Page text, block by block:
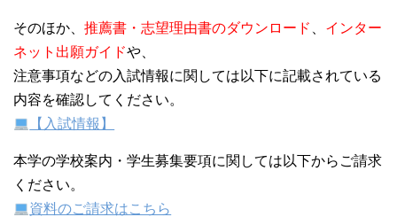
そのほか、 推薦書・志望理由書のダウンロード
インター
ネット出願ガイドや、
注意事項などの入試情報に関しては以下に記載されている
内容を確認してください。
【入試情報】
本学の学校案内・学生募集要項に関しては以下からご請求
ください。
資料のご請求はこちら